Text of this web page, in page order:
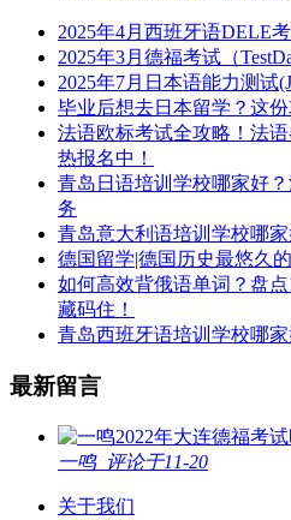
2025年4月西班牙语DELE
2025年3月德福考试（
2025年7月日本语能力测试
毕业后想去日本留学？这份
法语欧标考试全攻略！法
热报名中！
青岛日语培训学校哪家好
务
青岛意大利语培训学校哪
德国留学|德国历史最悠久
如何高效背俄语单词？盘
藏码住！
青岛西班牙语培训学校哪
最新留言
2022年大连德福考
一鸣 评论于11-20
关于我们